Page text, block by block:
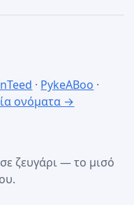
· PykeABoo ·
ονόματα →
ζευγάρι — το μισό